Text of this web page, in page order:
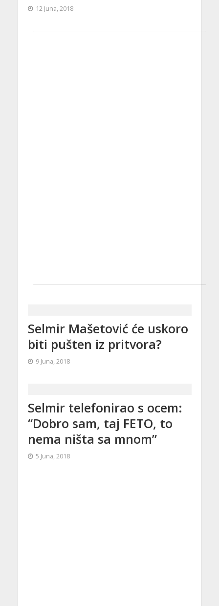
12 Juna, 2018
Selmir Mašetović će uskoro
biti pušten iz pritvora?
9 Juna, 2018
Selmir telefonirao s ocem:
“Dobro sam, taj FETO, to
nema ništa sa mnom”
5 Juna, 2018